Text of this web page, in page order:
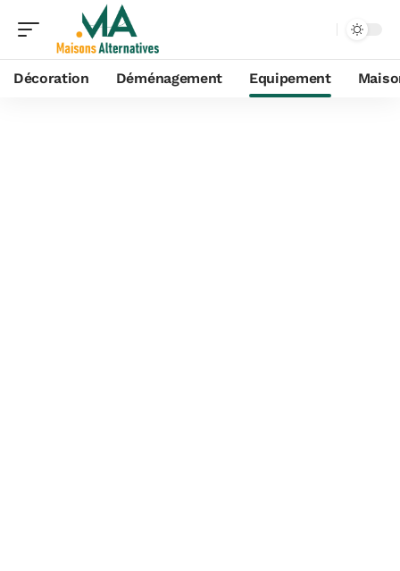
Décoration Déménagement Equipement